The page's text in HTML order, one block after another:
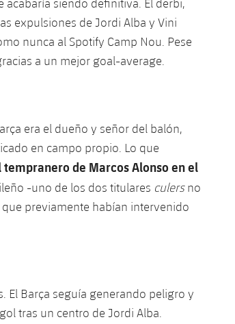
siendo definitiva. El derbi,
expulsiones de Jordi Alba y Vini
nunca al Spotify Camp Nou. Pese
a un mejor goal-average.
era el dueño y señor del balón,
en campo propio. Lo que
tempranero de Marcos Alonso en el
-uno de los dos titulares culersno
previamente habían intervenido
El Barça seguía generando peligro y
tras un centro de Jordi Alba.